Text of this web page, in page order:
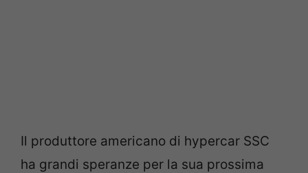
Il produttore americano di hypercar SSC
ha grandi speranze per la sua prossima